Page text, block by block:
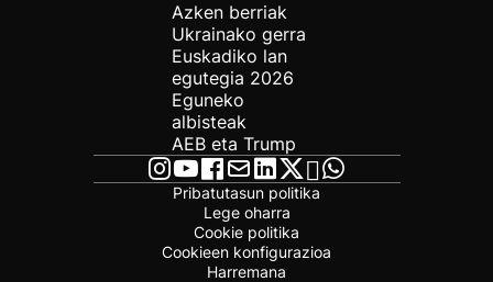
Azken berriak
Ukrainako gerra
Euskadiko lan
egutegia 2026
Eguneko
albisteak
AEB eta Trump
Pribatutasun politika
Lege oharra
Cookie politika
Cookieen konfigurazioa
Harremana